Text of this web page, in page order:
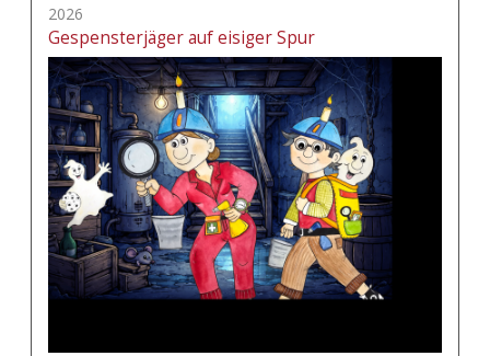
2026
Gespensterjäger auf eisiger Spur